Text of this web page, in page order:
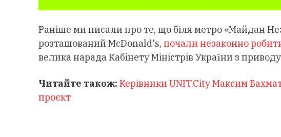
Раніше ми писали про те, що біля метро «Майдан
розташований McDonald's, почали незаконно
велика нарада Кабінету Міністрів України з
Читайте також: Керівники UNIT.City Максим
проєкт